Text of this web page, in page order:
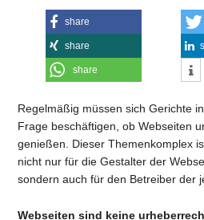
share
share
share
Regelmäßig müssen sich Gerichte
Frage beschäftigen, ob Webseiten
genießen. Dieser Themenkomplex
nicht nur für die Gestalter der
sondern auch für den Betreiber der
Webseiten sind keine